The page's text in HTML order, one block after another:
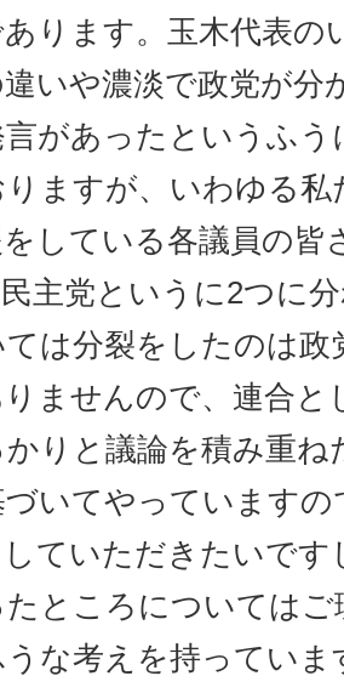
ります。玉木代表の
いや濃淡で政党が分
言があったというふ
ますが、いわゆる私
している各議員の皆
主党というに2つに
は分裂をしたのは政
ませんので、連合と
りと議論を積み重ね
いてやっています
ていただきたいです
ところについては
な考えを持っていま